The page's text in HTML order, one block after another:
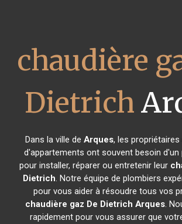
chaudière
Dietrich
Dans la ville de Arques, les
d'appartements ont souvent besoin d'un
pour installer, réparer ou entretenir leur
Dietrich. Notre équipe de plombiers
pour vous aider à résoudre tous vos
chaudière gaz De Dietrich Arques.
rapidement pour vous assurer que